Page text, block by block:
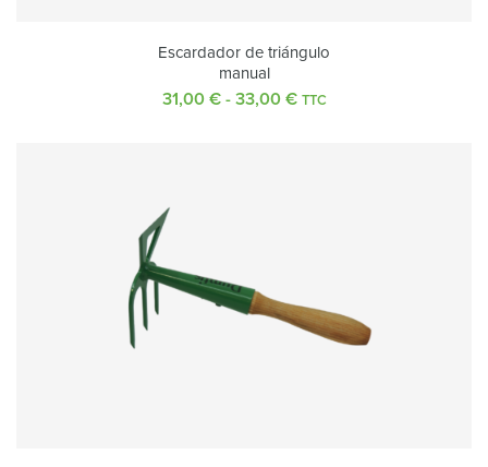
Escardador de triángulo
manual
31,00 € - 33,00 €Rango
TTC